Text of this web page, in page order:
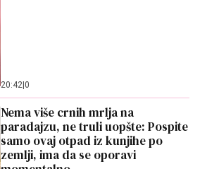
20:42 0
Nema više crnih mrlja na
paradajzu, ne truli uopšte: Pospite
samo ovaj otpad iz kunjihe po
zemlji, ima da se oporavi